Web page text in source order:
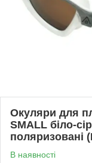
Окуляри для
SMALL бiло-
поляризованi
В наявності